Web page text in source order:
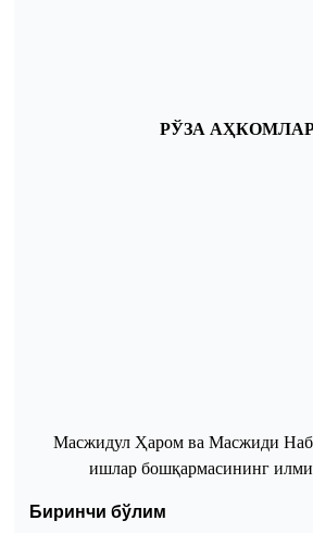
РЎЗА
Масжидул Ҳаром ва Масжиди
ишлар бошқармасининг
Биринчи бўлим